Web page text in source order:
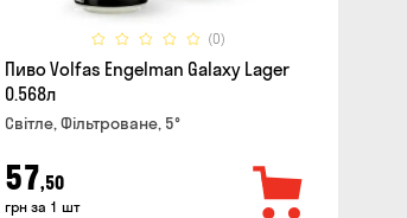
(0)
Пиво Volfas Engelman Galaxy Lager
0.568л
Світле, Фільтроване, 5°
57,50
грн за 1 шт